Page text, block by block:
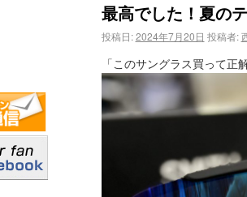
最高でした！夏の
投稿日: 2024年7月20日 投稿者:
「このサングラス買って正